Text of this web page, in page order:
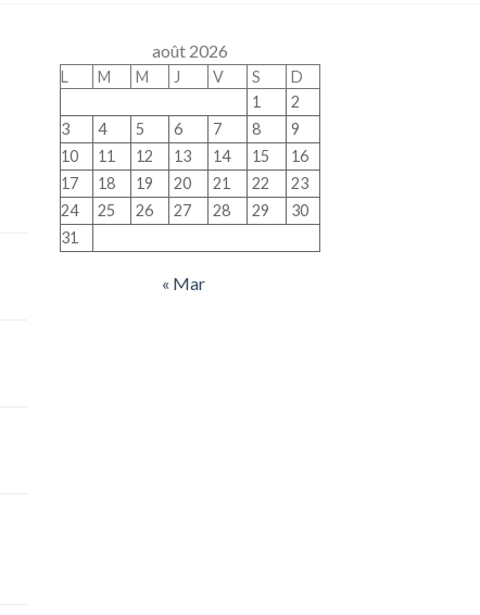
août 2026
L M M J V S
D
1
2
3
4 5 6 7 8
9
10
11 12 13 14 15
16
17
18 19 20 21 22
23
24
25 26 27 28 29
30
31
« Mar